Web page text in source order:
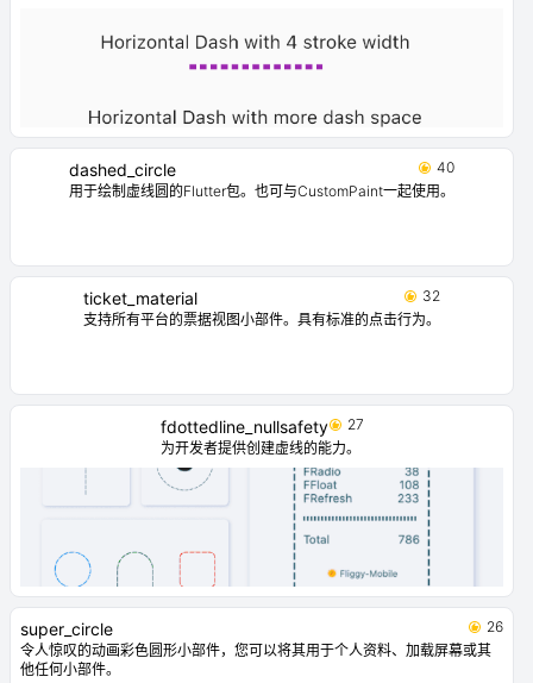
dashed_circle
40
用于绘制虚线圆的Flutter包。也可与CustomPaint一起使用。
ticket_material
32
支持所有平台的票据视图小部件。具有标准的点击行为。
fdottedline_nullsafety
27
为开发者提供创建虚线的能力。
super_circle
26
令人惊叹的动画彩色圆形小部件，您可以将其用于个人资料、加载屏幕或其
他任何小部件。